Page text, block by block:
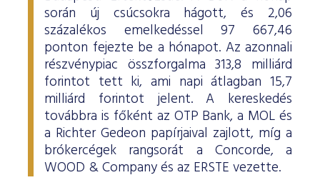
során új csúcsokra hágott, és 2,06
százalékos emelkedéssel 97 667,46
ponton fejezte be a hónapot. Az azonnali
részvénypiac összforgalma 313,8 milliárd
forintot tett ki, ami napi átlagban 15,7
milliárd forintot jelent. A kereskedés
továbbra is főként az OTP Bank, a MOL és
a Richter Gedeon papírjaival zajlott, míg a
brókercégek rangsorát a Concorde, a
WOOD & Company és az ERSTE vezette.